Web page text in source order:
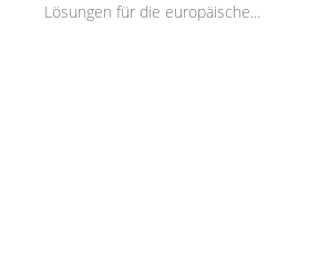
Lösungen für die europäische...